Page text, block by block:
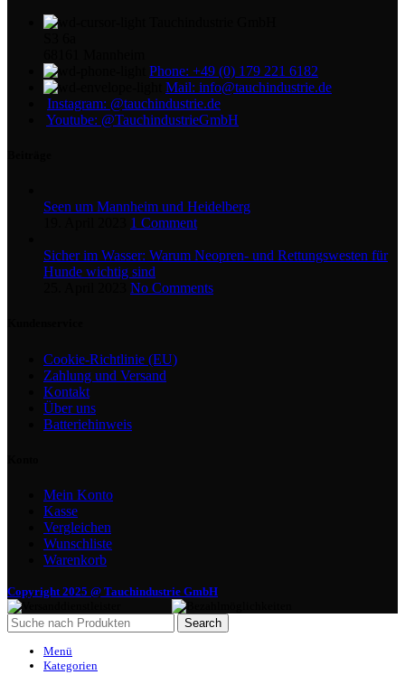
Phone: +49 (0) 179 221 6182
Mail: info@tauchindustrie.de
Instagram: @tauchindustrie.de
Youtube: @TauchindustrieGmbH
Seen um Mannheim und Heidelberg
1 Comment
Sicher im Wasser: Warum Neopren- und Rettungswesten für
Hunde wichtig sind
No Comments
Cookie-Richtlinie (EU)
Zahlung und Versand
Kontakt
Über uns
Batteriehinweis
Mein Konto
Kasse
Vergleichen
Wunschliste
Warenkorb
Copyright 2025 @ Tauchindustrie GmbH
Search
Menü
Kategorien